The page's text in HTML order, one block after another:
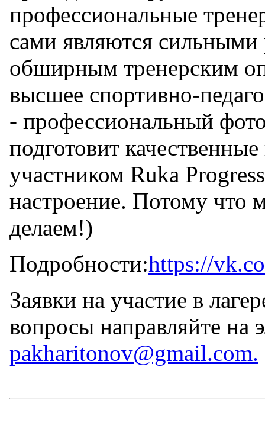
профессиональные
сами являются сильными
обширным тренерским
высшее спортивно-
- профессиональный
подготовит
участником Ruka
настроение. Потому что
делаем!)
Подробности:https://
Заявки на участие в
вопросы направляйте на
pakharitonov@gmail.com.